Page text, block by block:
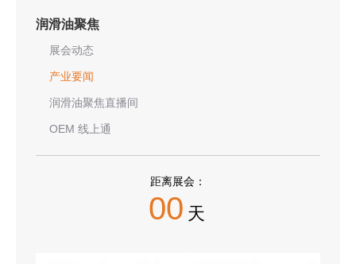
润滑油聚焦
展会动态
产业要闻
润滑油聚焦直播间
OEM 线上通
距离展会：
00 天